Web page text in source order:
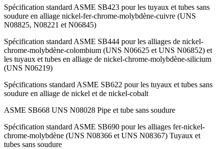
Spécification standard ASME SB423 pour les tuyaux et tubes sans
soudure en alliage nickel-fer-chrome-molybdène-cuivre (UNS
N08825, N08221 et N06845)
Spécification standard ASME SB444 pour les alliages de nickel-
chrome-molybdène-colombium (UNS N06625 et UNS N06852) et
les tuyaux et tubes en alliage de nickel-chrome-molybdène-silicium
(UNS N06219)
Spécifications standard ASME SB622 pour les tuyaux et tubes sans
soudure en alliage de nickel et de nickel-cobalt
ASME SB668 UNS N08028 Pipe et tube sans soudure
Spécification standard ASME SB690 pour les alliages fer-nickel-
chrome-molybdène (UNS N08366 et UNS N08367) Tuyaux et
tubes sans soudure